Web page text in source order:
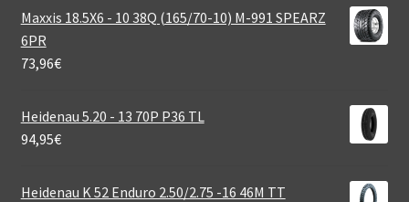
Maxxis 18.5X6 - 10 38Q (165/70-10) M-991 SPEARZ
6PR
73,96€
Heidenau 5.20 - 13 70P P36 TL
94,95€
Heidenau K 52 Enduro 2.50/2.75 -16 46M TT